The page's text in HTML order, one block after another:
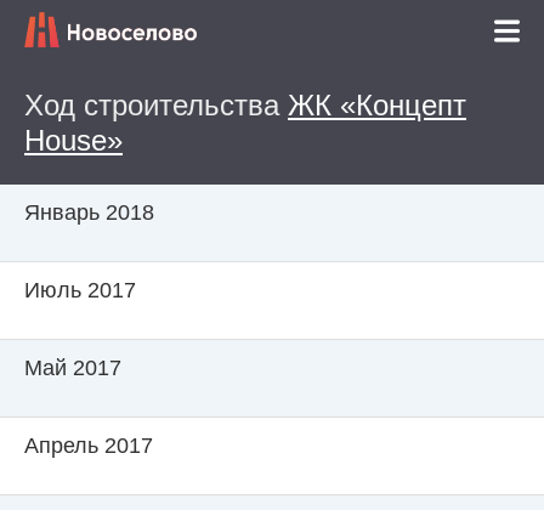
Ход строительства ЖК «Концепт
House»
Январь 2018
Июль 2017
Май 2017
Апрель 2017